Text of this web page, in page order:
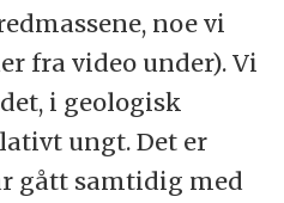
noe vi
fra video under). Vi
i geologisk
ungt. Det er
gått samtidig med